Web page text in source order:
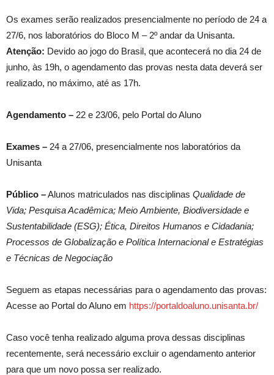
Os exames serão realizados presencialmente no período de 24 a
27/6, nos laboratórios do Bloco M – 2º andar da Unisanta.
Atenção: Devido ao jogo do Brasil, que acontecerá no dia 24 de
junho, às 19h, o agendamento das provas nesta data deverá ser
realizado, no máximo, até as 17h.
Agendamento – 22 e 23/06, pelo Portal do Aluno
Exames – 24 a 27/06, presencialmente nos laboratórios da
Unisanta
Público –Alunos matriculados nas disciplinas Qualidade de
Vida; Pesquisa Acadêmica; Meio Ambiente, Biodiversidade e
Sustentabilidade (ESG); Ética, Direitos Humanos e Cidadania;
Processos de Globalização e Política Internacional e Estratégias
e Técnicas de Negociação
Seguem as etapas necessárias para o agendamento das provas:
Acesse ao Portal do Aluno em https://portaldoaluno.unisanta.br/
Caso você tenha realizado alguma prova dessas disciplinas
recentemente, será necessário excluir o agendamento anterior
para que um novo possa ser realizado.